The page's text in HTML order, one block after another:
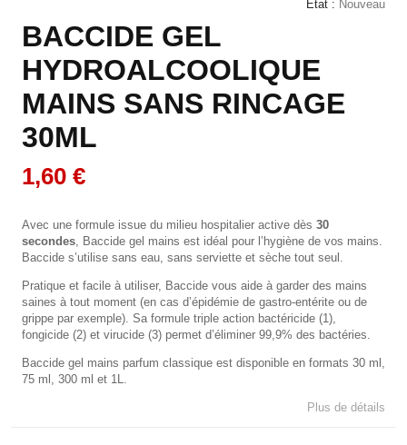
État : Nouveau
BACCIDE GEL
HYDROALCOOLIQUE
MAINS SANS RINCAGE
30ML
1,60 €
Avec une formule issue du milieu hospitalier active dès 30
secondes, Baccide gel mains est idéal pour l’hygiène de vos mains.
Baccide s’utilise sans eau, sans serviette et sèche tout seul.
Pratique et facile à utiliser, Baccide vous aide à garder des mains
saines à tout moment (en cas d’épidémie de gastro-entérite ou de
grippe par exemple). Sa formule triple action bactéricide (1),
fongicide (2) et virucide (3) permet d’éliminer 99,9% des bactéries.
Baccide gel mains parfum classique est disponible en formats 30 ml,
75 ml, 300 ml et 1L.
Plus de détails